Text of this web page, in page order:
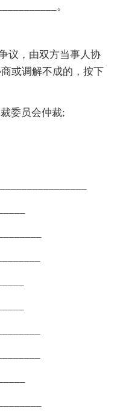
。
议，由双方当事人协
或调解不成的，按下
委员会仲裁;